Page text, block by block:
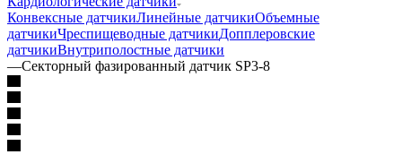
Конвексные датчикиЛинейные датчикиОбъемные
датчикиЧреспищеводные датчикиДопплеровские
датчикиВнутриполостные датчики
—Секторный фазированный датчик SP3-8